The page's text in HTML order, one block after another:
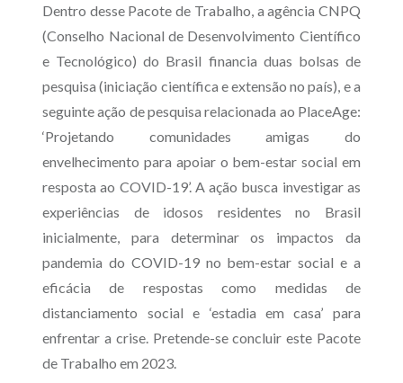
Dentro desse Pacote de Trabalho, a agência CNPQ
(Conselho Nacional de Desenvolvimento Científico
e Tecnológico) do Brasil financia duas bolsas de
pesquisa (iniciação científica e extensão no país), e a
seguinte ação de pesquisa relacionada ao PlaceAge:
‘Projetando comunidades amigas do
envelhecimento para apoiar o bem-estar social em
resposta ao COVID-19’. A ação busca investigar as
experiências de idosos residentes no Brasil
inicialmente, para determinar os impactos da
pandemia do COVID-19 no bem-estar social e a
eficácia de respostas como medidas de
distanciamento social e ‘estadia em casa’ para
enfrentar a crise. Pretende-se concluir este Pacote
de Trabalho em 2023.